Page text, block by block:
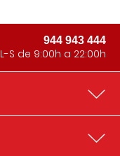
944 943 444
L-S de 9:00h a 22:00h